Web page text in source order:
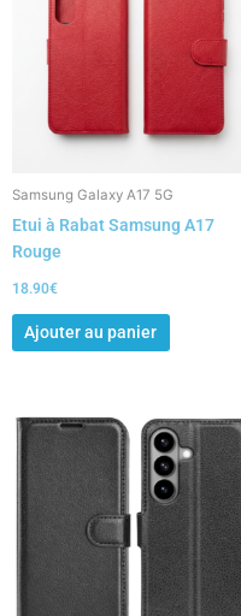
Samsung Galaxy A17 5G
Etui à Rabat Samsung A17
Rouge
18.90€
Ajouter au panier